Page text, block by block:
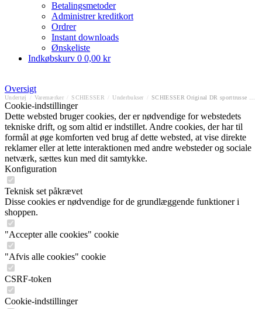
Betalingsmetoder
Administrer kreditkort
Ordrer
Instant downloads
Ønskeliste
Indkøbskurv 0 0,00 kr
Oversigt
Undertøj Varemærker SCHIESSER Underbukser
Cookie-indstillinger
Dette websted bruger cookies, der er nødvendige for webstedets
tekniske drift, og som altid er indstillet. Andre cookies, der har til
formål at øge komforten ved brug af dette websted, at vise direkte
reklamer eller at lette interaktionen med andre websteder og sociale
netværk, sættes kun med dit samtykke.
Konfiguration
Teknisk set påkrævet
Disse cookies er nødvendige for de grundlæggende funktioner i
shoppen.
"Accepter alle cookies" cookie
"Afvis alle cookies" cookie
CSRF-token
Cookie-indstillinger